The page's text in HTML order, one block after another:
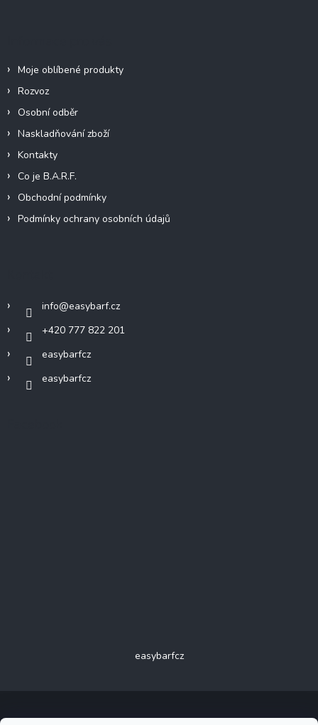
Moje oblíbené produkty
Rozvoz
Osobní odběr
Naskladňování zboží
Kontakty
Co je B.A.R.F.
Obchodní podmínky
Podmínky ochrany osobních údajů
info@easybarf.cz
+420 777 822 201
easybarfcz
easybarfcz
easybarfcz